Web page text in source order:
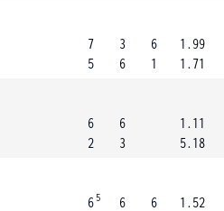
7
5
3
6
6
1
1.99
1.71
6
2
6
3
1.11
5.18
6 5
6
6
1.52